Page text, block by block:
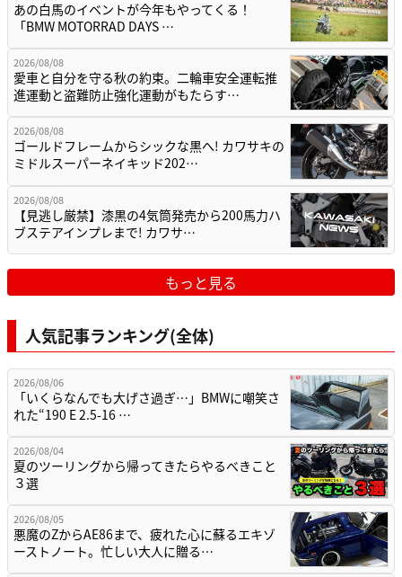
あの白馬のイベントが今年もやってくる！
「BMW MOTORRAD DAYS …
2026/08/08
愛車と自分を守る秋の約束。二輪車安全運転推
進運動と盗難防止強化運動がもたらす…
2026/08/08
ゴールドフレームからシックな黒へ! カワサキの
ミドルスーパーネイキッド202…
2026/08/08
【見逃し厳禁】漆黒の4気筒発売から200馬力ハ
ブステアインプレまで! カワサ…
もっと見る
人気記事ランキング(全体)
2026/08/06
「いくらなんでも大げさ過ぎ…」BMWに嘲笑さ
れた“190 E 2.5-16 …
2026/08/04
夏のツーリングから帰ってきたらやるべきこと
３選
2026/08/05
悪魔のZからAE86まで、疲れた心に蘇るエキゾ
ーストノート。忙しい大人に贈る…